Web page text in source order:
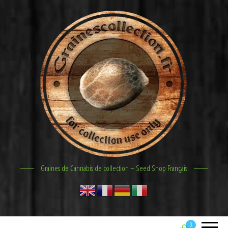
Graines de Cannabis de collection – Seed Shop Français
0